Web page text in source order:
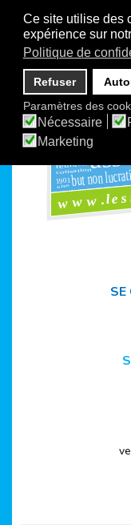
Ce site utilise des
expérience sur
Politique de
Refuser
Paramètres des
Nécessaire
Marketing
1901
assemblée
site
cotisation
SE